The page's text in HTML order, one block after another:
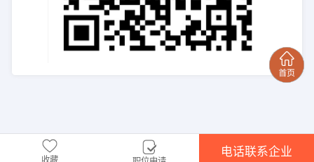
电话联系企业